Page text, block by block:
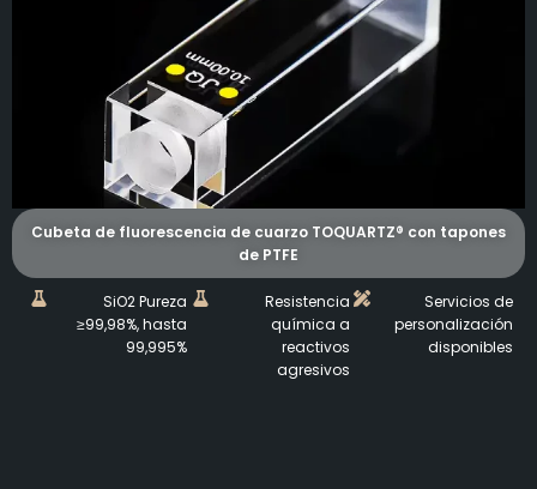
Cubeta de fluorescencia de cuarzo TOQUARTZ® con tapones
de PTFE
SiO2 Pureza
≥99,98%, hasta
99,995%
Resistencia
química a
reactivos
agresivos
Servicios de
personalización
disponibles